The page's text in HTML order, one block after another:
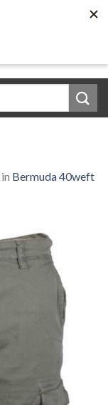
in Bermuda 40weft